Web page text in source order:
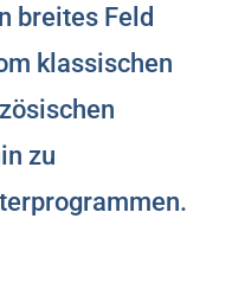
breites Feld
klassischen
zu